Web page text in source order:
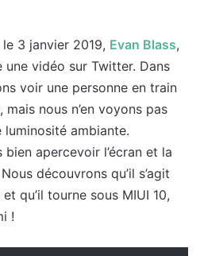
3 janvier 2019, Evan Blass,
une vidéo sur Twitter. Dans
voir une personne en train
nous n’en voyons pas
ambiante.
apercevoir l’écran et la
découvrons qu’il s’agit
qu’il tourne sous MIUI 10,
!